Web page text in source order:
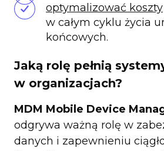
optymalizować koszty
w całym cyklu życia
końcowych.
Jaką rolę pełnią
w organizacjach?
MDM Mobile Device
odgrywa ważną rolę w
danych i zapewnieniu